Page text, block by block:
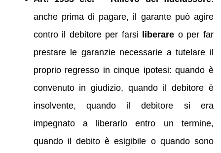
anche prima di pagare, il garante può agire
contro il debitore per farsi liberare o per far
prestare le garanzie necessarie a tutelare il
proprio regresso in cinque ipotesi: quando è
convenuto in giudizio, quando il debitore è
insolvente, quando il debitore si era
impegnato a liberarlo entro un termine,
quando il debito è esigibile o quando sono